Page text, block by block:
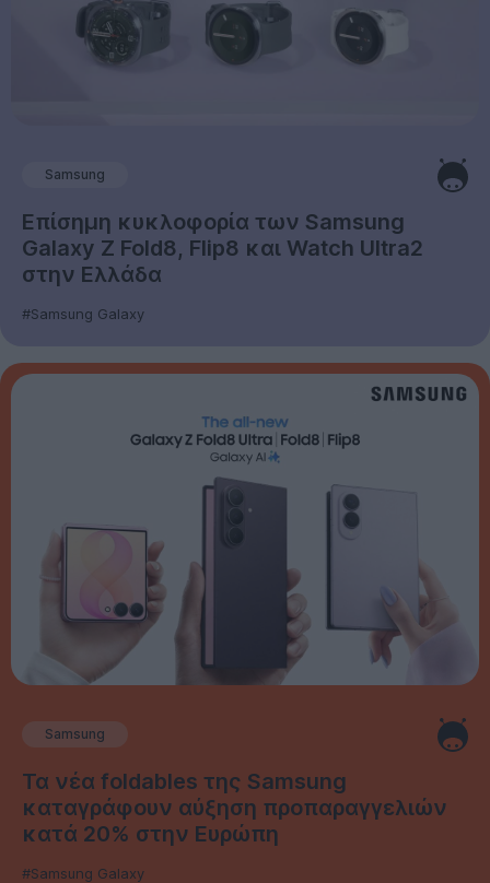
Samsung
Επίσημη κυκλοφορία των Samsung
Galaxy Z Fold8, Flip8 και Watch Ultra2
στην Ελλάδα
#Samsung Galaxy
Samsung
Τα νέα foldables της Samsung
καταγράφουν αύξηση προπαραγγελιών
κατά 20% στην Ευρώπη
#Samsung Galaxy